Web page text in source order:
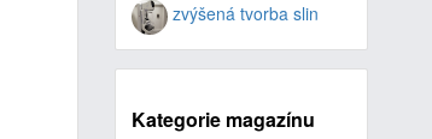
zvýšená tvorba slin
Kategorie magazínu